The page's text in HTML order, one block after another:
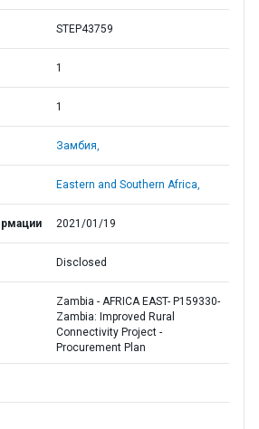
STEP43759
1
1
Замбия,
Eastern and Southern Africa,
2021/01/19
Disclosed
Zambia - AFRICA EAST- P159330-
Zambia: Improved Rural
Connectivity Project -
Procurement Plan